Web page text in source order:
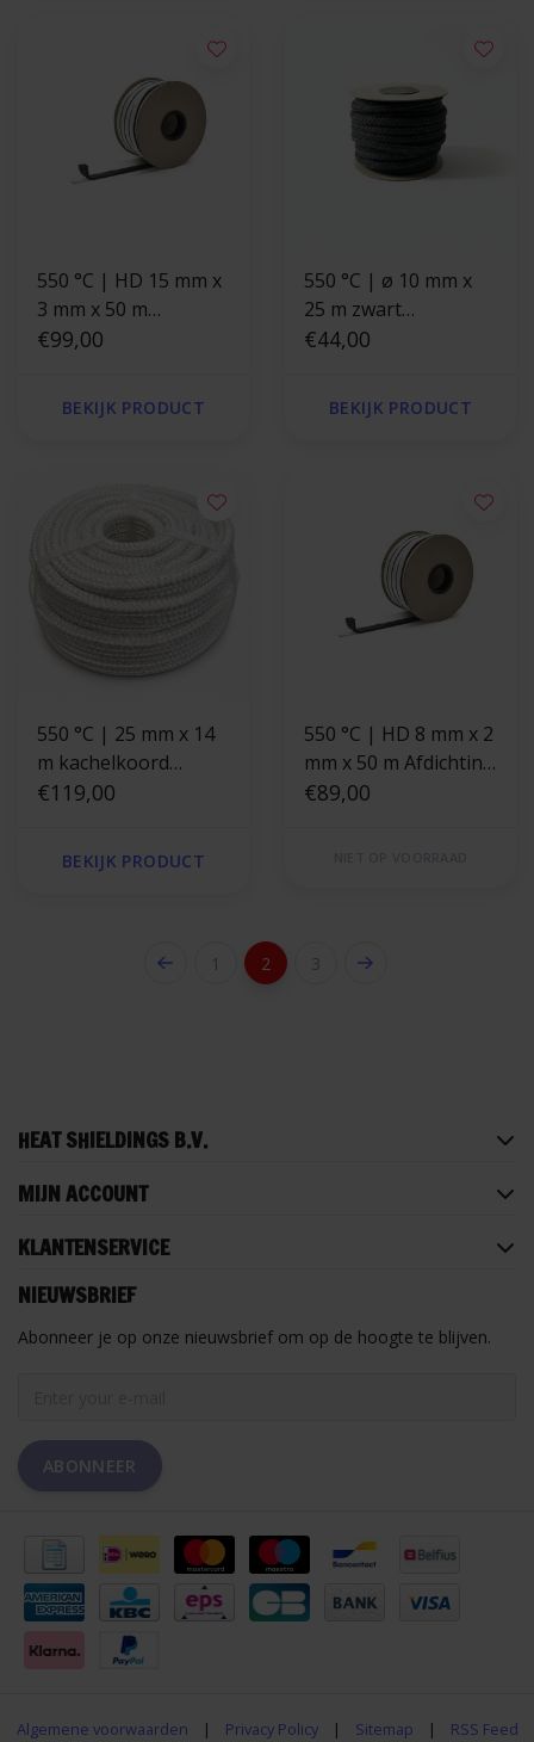
550 °C | HD 15 mm x
3 mm x 50 m
Afdichting
hittebestendig
€99,00
BEKIJK PRODUCT
550 °C | ø 10 mm x
25 m zwart
kachelkoord rond
€44,00
BEKIJK PRODUCT
550 °C | 25 mm x 14
m kachelkoord
vierkant
€119,00
BEKIJK PRODUCT
550 °C | HD 8 mm x 2
mm x 50 m Afdichting
zelfklevend |
€89,00
1 2 3
HEAT SHIELDINGS B.V.
MIJN ACCOUNT
KLANTENSERVICE
NIEUWSBRIEF
Abonneer je op onze nieuwsbrief om op de hoogte te blijven.
ABONNEER
Algemene voorwaarden | Privacy Policy | Sitemap | RSS Feed